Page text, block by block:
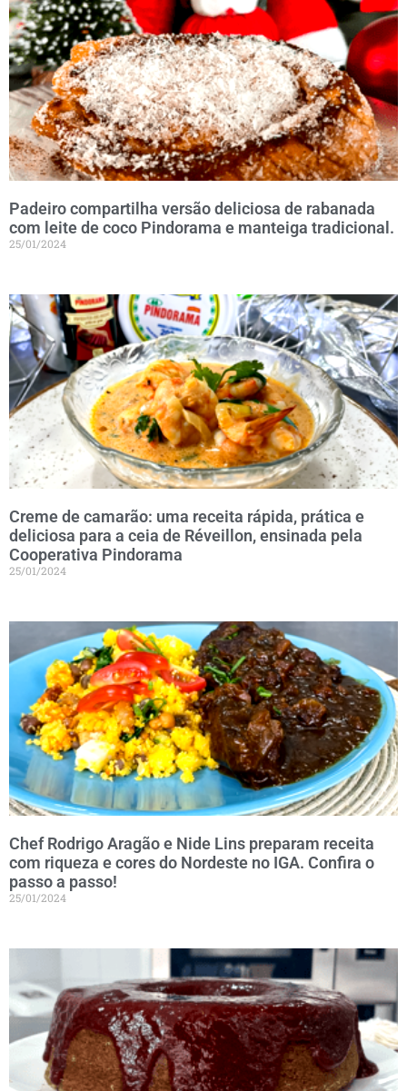
Padeiro compartilha versão deliciosa de rabanada
com leite de coco Pindorama e manteiga tradicional.
25/01/2024
Creme de camarão: uma receita rápida, prática e
deliciosa para a ceia de Réveillon, ensinada pela
Cooperativa Pindorama
25/01/2024
Chef Rodrigo Aragão e Nide Lins preparam receita
com riqueza e cores do Nordeste no IGA. Confira o
passo a passo!
25/01/2024